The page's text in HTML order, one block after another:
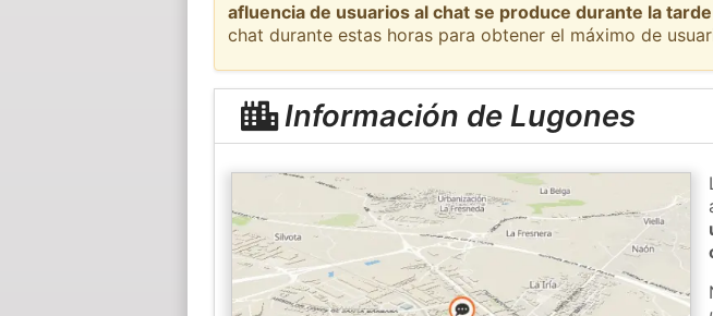
afluencia de usuarios al chat se produce durante la
chat durante estas horas para obtener el máximo de
Información de Lugones